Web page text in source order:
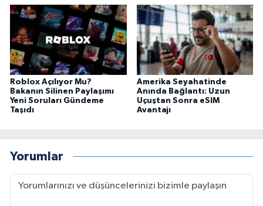
Roblox Açılıyor Mu?
Bakanın Silinen Paylaşımı
Yeni Soruları Gündeme
Taşıdı
Amerika Seyahatinde
Anında Bağlantı: Uzun
Uçuştan Sonra eSIM
Avantajı
Yorumlar